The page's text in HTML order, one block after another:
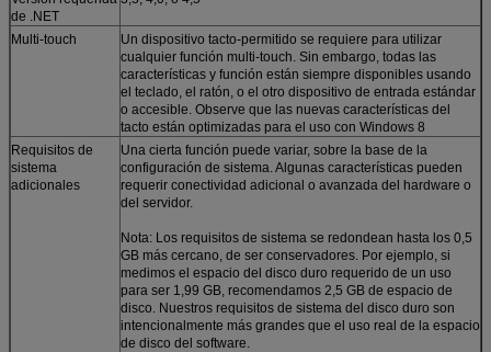
de .NET
Multi-touch
Un dispositivo tacto-permitido se requiere para utilizar
cualquier función multi-touch. Sin embargo, todas las
características y función están siempre disponibles usando
el teclado, el ratón, o el otro dispositivo de entrada estándar
o accesible. Observe que las nuevas características del
tacto están optimizadas para el uso con Windows 8
Requisitos de
sistema
adicionales
Una cierta función puede variar, sobre la base de la
configuración de sistema. Algunas características pueden
requerir conectividad adicional o avanzada del hardware o
del servidor.
Nota: Los requisitos de sistema se redondean hasta los 0,5
GB más cercano, de ser conservadores. Por ejemplo, si
medimos el espacio del disco duro requerido de un uso
para ser 1,99 GB, recomendamos 2,5 GB de espacio de
disco. Nuestros requisitos de sistema del disco duro son
intencionalmente más grandes que el uso real de la espacio
de disco del software.